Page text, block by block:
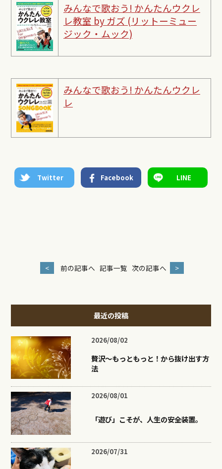
みんなで歌おう! かんたんウクレ
レ教室 by ガズ (リットーミュー
ジック・ムック)
みんなで歌おう! かんたんウクレ
レ
Twitter Facebook LINE
< 前の記事へ 記事一覧 次の記事へ >
最近の投稿
2026/08/02
贅沢〜もっともっと！から抜け出す方
法
2026/08/01
「遊び」こそが、人生の安全装置。
2026/07/31